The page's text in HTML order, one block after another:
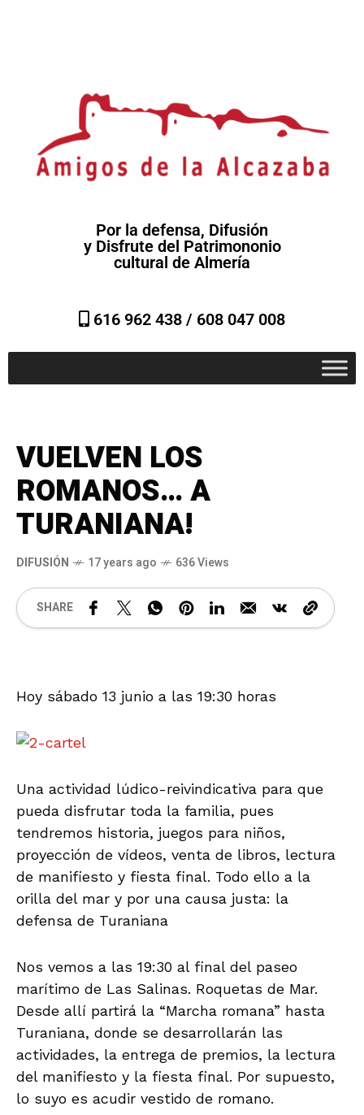
Por la defensa, Difusión
y Disfrute del Patrimononio
cultural de Almería
616 962 438 / 608 047 008
VUELVEN LOS
ROMANOS… A
TURANIANA!
DIFUSIÓN 17 years ago 636 Views
SHARE
Hoy sábado 13 junio a las 19:30 horas
Una actividad lúdico-reivindicativa para que
pueda disfrutar toda la familia, pues
tendremos historia, juegos para niños,
proyección de vídeos, venta de libros, lectura
de manifiesto y fiesta final. Todo ello a la
orilla del mar y por una causa justa: la
defensa de Turaniana
Nos vemos a las 19:30 al final del paseo
marítimo de Las Salinas. Roquetas de Mar.
Desde allí partirá la “Marcha romana” hasta
Turaniana, donde se desarrollarán las
actividades, la entrega de premios, la lectura
del manifiesto y la fiesta final. Por supuesto,
lo suyo es acudir vestido de romano.